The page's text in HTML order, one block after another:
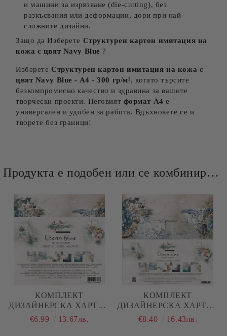
и машини за изрязване (die-cutting), без
разкъсвания или деформации, дори при най-
сложните дизайни.
Защо да Изберете Структурен картон​ имитация на
кожа с цвят Navy Blue ?
Изберете Структурен картон​ имитация на кожа с
цвят Navy Blue- A4 - 300 гр/м², когато търсите
безкомпромисно качество и здравина за вашите
творчески проекти. Неговият формат А4 е
универсален и удобен за работа. Вдъхновете се и
творете без граници!
Продукта е подобен или се комбинира добре и със следните продукти :
КОМПЛЕКТ
ДИЗАЙНЕРСКА ХАРТИЯ
- OCEAN BLUE - 12
€6.99 13.67лв.
КОМПЛЕКТ
ДИЗАЙНЕРСКА ХАРТИЯ
- OCEAN BLUE - 6
€8.40 16.43лв.